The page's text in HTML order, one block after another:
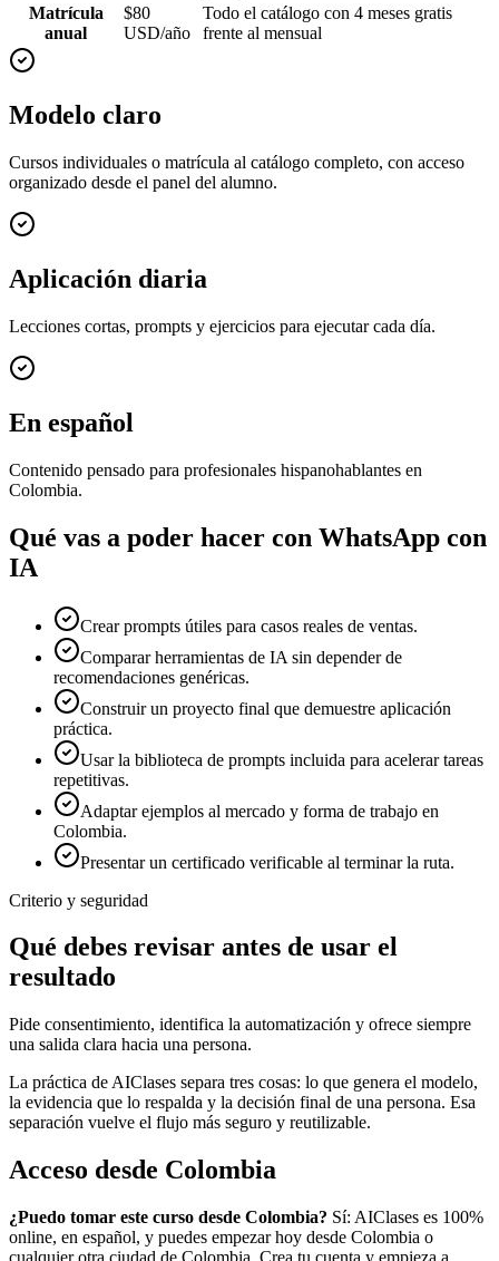
Matrícula
anual
$80
USD/año
Todo el catálogo con 4 meses gratis
frente al mensual
Modelo claro
Cursos individuales o matrícula al catálogo completo, con acceso
organizado desde el panel del alumno.
Aplicación diaria
Lecciones cortas, prompts y ejercicios para ejecutar cada día.
En español
Contenido pensado para profesionales hispanohablantes en
Colombia.
Qué vas a poder hacer con WhatsApp con
IA
Crear prompts útiles para casos reales de ventas.
Comparar herramientas de IA sin depender de
recomendaciones genéricas.
Construir un proyecto final que demuestre aplicación
práctica.
Usar la biblioteca de prompts incluida para acelerar tareas
repetitivas.
Adaptar ejemplos al mercado y forma de trabajo en
Colombia.
Presentar un certificado verificable al terminar la ruta.
Criterio y seguridad
Qué debes revisar antes de usar el
resultado
Pide consentimiento, identifica la automatización y ofrece siempre
una salida clara hacia una persona.
La práctica de AIClases separa tres cosas: lo que genera el modelo,
la evidencia que lo respalda y la decisión final de una persona. Esa
separación vuelve el flujo más seguro y reutilizable.
Acceso desde Colombia
¿Puedo tomar este curso desde Colombia? Sí: AIClases es 100%
online, en español, y puedes empezar hoy desde Colombia o